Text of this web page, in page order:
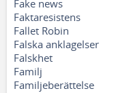
Fake news
Faktaresistens
Fallet Robin
Falska anklagelser
Falskhet
Familj
Familjeberättelse